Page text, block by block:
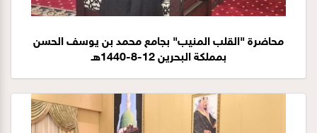
محاضرة "القلب المنيب" بجامع محمد بن يوسف الحسن
بمملكة البحرين 12-8-1440هـ